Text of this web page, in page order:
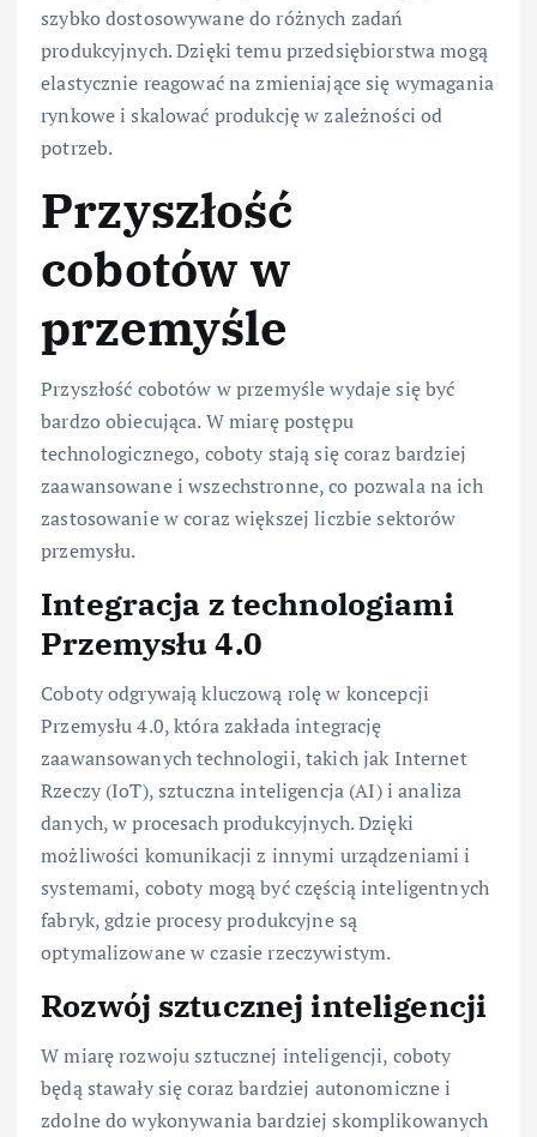
szybko dostosowywane do różnych zadań
produkcyjnych. Dzięki temu przedsiębiorstwa mogą
elastycznie reagować na zmieniające się wymagania
rynkowe i skalować produkcję w zależności od
potrzeb.
Przyszłość
cobotów w
przemyśle
Przyszłość cobotów w przemyśle wydaje się być
bardzo obiecująca. W miarę postępu
technologicznego, coboty stają się coraz bardziej
zaawansowane i wszechstronne, co pozwala na ich
zastosowanie w coraz większej liczbie sektorów
przemysłu.
Integracja z technologiami
Przemysłu 4.0
Coboty odgrywają kluczową rolę w koncepcji
Przemysłu 4.0, która zakłada integrację
zaawansowanych technologii, takich jak Internet
Rzeczy (IoT), sztuczna inteligencja (AI) i analiza
danych, w procesach produkcyjnych. Dzięki
możliwości komunikacji z innymi urządzeniami i
systemami, coboty mogą być częścią inteligentnych
fabryk, gdzie procesy produkcyjne są
optymalizowane w czasie rzeczywistym.
Rozwój sztucznej inteligencji
W miarę rozwoju sztucznej inteligencji, coboty
będą stawały się coraz bardziej autonomiczne i
zdolne do wykonywania bardziej skomplikowanych